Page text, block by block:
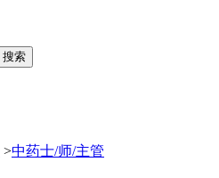
>中药士/师/主管